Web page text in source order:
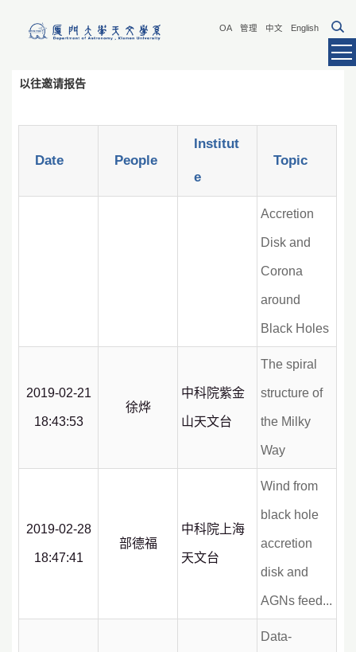
OA 管理 中文 English
以往邀请报告
Date People
Institut
e
Topic
Accretion
Disk and
Corona
around
Black Holes
2019-02-21
18:43:53
徐烨
中科院紫金
山天文台
The spiral
structure of
the Milky
Way
2019-02-28
18:47:41
部德福
中科院上海
天文台
Wind from
black hole
accretion
disk and
AGNs feed...
Data-